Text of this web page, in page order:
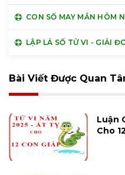
CON SỐ MAY MẮN HÔM
LẬP LÁ SỐ TỬ VI - GIẢI
Bài Viết Được Quan
Luận
Cho